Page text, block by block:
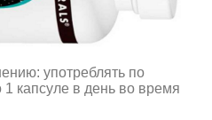
употреблять по
капсуле в день во время